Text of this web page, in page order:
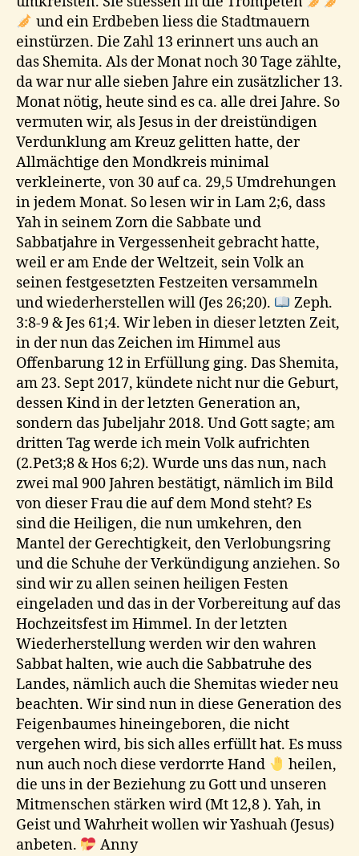
und ein Erdbeben liess die Stadtmauern
einstürzen. Die Zahl 13 erinnert uns auch an
das Shemita. Als der Monat noch 30 Tage zählte,
da war nur alle sieben Jahre ein zusätzlicher 13.
Monat nötig, heute sind es ca. alle drei Jahre. So
vermuten wir, als Jesus in der dreistündigen
Verdunklung am Kreuz gelitten hatte, der
Allmächtige den Mondkreis minimal
verkleinerte, von 30 auf ca. 29,5 Umdrehungen
in jedem Monat. So lesen wir in Lam 2;6, dass
Yah in seinem Zorn die Sabbate und
Sabbatjahre in Vergessenheit gebracht hatte,
weil er am Ende der Weltzeit, sein Volk an
seinen festgesetzten Festzeiten versammeln
und wiederherstellen will (Jes 26;20).
Zeph.
3:8-9 & Jes 61;4. Wir leben in dieser letzten Zeit,
in der nun das Zeichen im Himmel aus
Offenbarung 12 in Erfüllung ging. Das Shemita,
am 23. Sept 2017, kündete nicht nur die Geburt,
dessen Kind in der letzten Generation an,
sondern das Jubeljahr 2018. Und Gott sagte; am
dritten Tag werde ich mein Volk aufrichten
(2.Pet3;8 & Hos 6;2). Wurde uns das nun, nach
zwei mal 900 Jahren bestätigt, nämlich im Bild
von dieser Frau die auf dem Mond steht? Es
sind die Heiligen, die nun umkehren, den
Mantel der Gerechtigkeit, den Verlobungsring
und die Schuhe der Verkündigung anziehen. So
sind wir zu allen seinen heiligen Festen
eingeladen und das in der Vorbereitung auf das
Hochzeitsfest im Himmel. In der letzten
Wiederherstellung werden wir den wahren
Sabbat halten, wie auch die Sabbatruhe des
Landes, nämlich auch die Shemitas wieder neu
beachten. Wir sind nun in diese Generation des
Feigenbaumes hineingeboren, die nicht
vergehen wird, bis sich alles erfüllt hat. Es muss
nun auch noch diese verdorrte Hand
heilen,
die uns in der Beziehung zu Gott und unseren
Mitmenschen stärken wird (Mt 12,8 ). Yah, in
Geist und Wahrheit wollen wir Yashuah (Jesus)
anbeten.
Anny